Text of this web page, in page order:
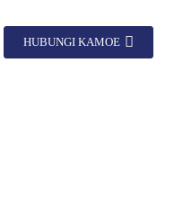
HUBUNGI KAMOE